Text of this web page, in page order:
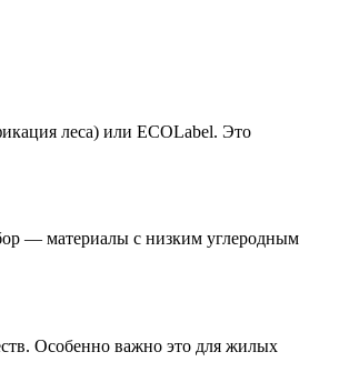
леса) или ECOLabel. Это
— материалы с низким углеродным
Особенно важно это для жилых